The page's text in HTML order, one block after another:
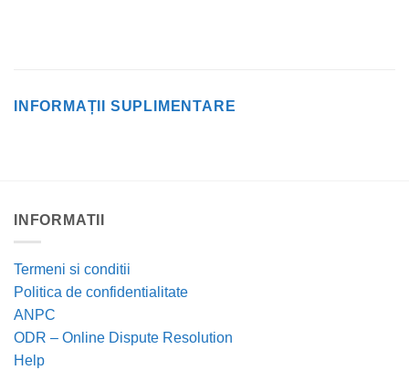
INFORMAȚII SUPLIMENTARE
INFORMATII
Termeni si conditii
Politica de confidentialitate
ANPC
ODR – Online Dispute Resolution
Help